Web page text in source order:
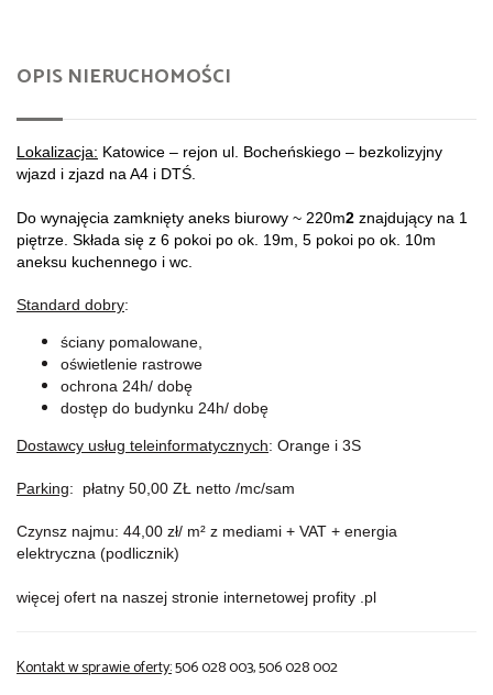
OPIS NIERUCHOMOŚCI
Lokalizacja: Katowice – rejon ul. Bocheńskiego – bezkolizyjny
wjazd i zjazd na A4 i DTŚ.
Do wynajęcia zamknięty aneks biurowy ~ 220m2 znajdujący na 1
piętrze. Składa się z 6 pokoi po ok. 19m, 5 pokoi po ok. 10m
aneksu kuchennego i wc.
Standard dobry:
ściany pomalowane,
oświetlenie rastrowe
ochrona 24h/ dobę
dostęp do budynku 24h/ dobę
Dostawcy usług teleinformatycznych: Orange i 3S
Parking: płatny 50,00 ZŁ netto /mc/sam
Czynsz najmu: 44,00 zł/ m² z mediami + VAT + energia
elektryczna (podlicznik)
więcej ofert na naszej stronie internetowej profity .pl
Kontakt w sprawie oferty:506 028 003, 506 028 002